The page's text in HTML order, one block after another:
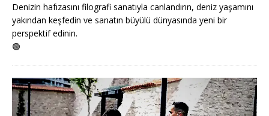
Denizin hafızasını filografi sanatıyla canlandırın, deniz yaşamını
yakından keşfedin ve sanatın büyülü dünyasında yeni bir
perspektif edinin.
🟢